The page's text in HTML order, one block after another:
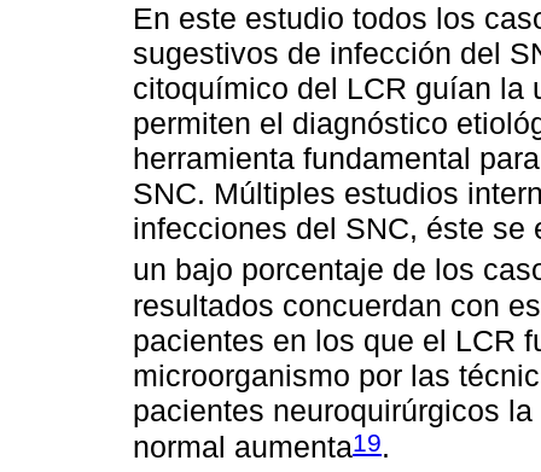
En este estudio todos los
sugestivos de infección del
citoquímico del LCR guían la
permiten el diagnóstico
herramienta fundamental
SNC. Múltiples estudios
infecciones del SNC, éste se
un bajo porcentaje de los
resultados concuerdan con
pacientes en los que el LCR
microorganismo por las
pacientes neuroquirúrgicos
normal aumenta19.